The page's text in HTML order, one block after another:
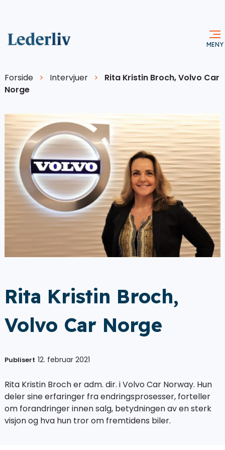
Forside > Intervjuer >
Rita Kristin Broch, Volvo Car
Norge
Rita Kristin Broch,
Volvo Car Norge
Publisert 12. februar 2021
Rita Kristin Broch er adm. dir. i Volvo Car Norway. Hun
deler sine erfaringer fra endringsprosesser, forteller
om forandringer innen salg, betydningen av en sterk
visjon og hva hun tror om fremtidens biler.